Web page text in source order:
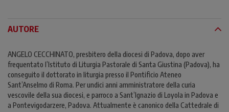
AUTORE
ANGELO CECCHINATO, presbitero della diocesi di Padova, dopo aver
frequentato l’Istituto di Liturgia Pastorale di Santa Giustina (Padova), ha
conseguito il dottorato in liturgia presso il Pontificio Ateneo
Sant’Anselmo di Roma. Per undici anni amministratore della curia
vescovile della sua diocesi, e parroco a Sant’Ignazio di Loyola in Padova e
a Pontevigodarzere, Padova. Attualmente è canonico della Cattedrale di